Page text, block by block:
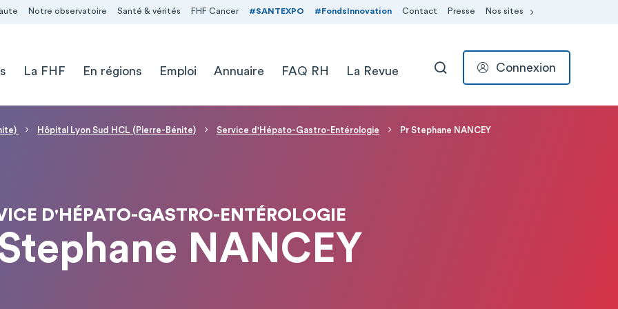
Notre observatoire Santé & vérités FHF Cancer #SANTEXPO #FondsInnovation Contact Presse Nos sites
La FHF En régions Emploi Annuaire FAQ RH La Revue RECHERCHER
Connexion
Hôpital Lyon Sud HCL (Pierre-Bénite) Service d'Hépato-Gastro-Entérologie Pr Stephane NANCEY
D'HÉPATO-GASTRO-ENTÉROLOGIE
NANCEY